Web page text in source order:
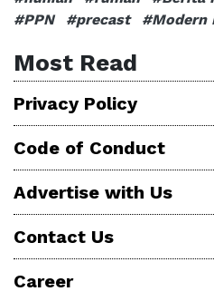
#PPN
#precast #Modern
Most Read
Privacy Policy
Code of Conduct
Advertise with Us
Contact Us
Career